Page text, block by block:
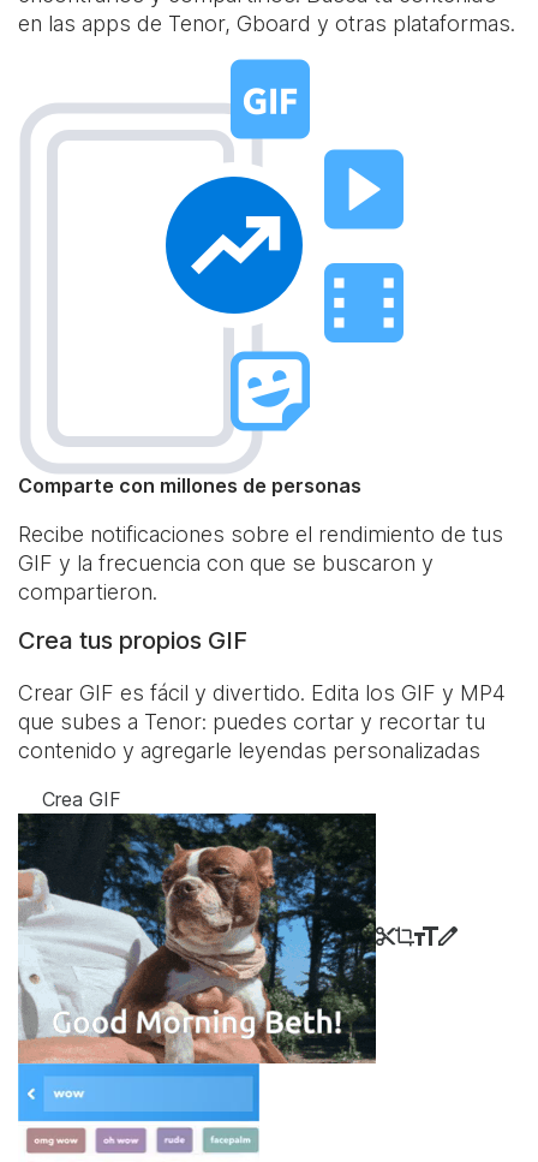
en las apps de Tenor, Gboard y otras plataformas.
Comparte con millones de personas
Recibe notificaciones sobre el rendimiento de tus
GIF y la frecuencia con que se buscaron y
compartieron.
Crea tus propios GIF
Crear GIF es fácil y divertido. Edita los GIF y MP4
que subes a Tenor: puedes cortar y recortar tu
contenido y agregarle leyendas personalizadas
Crea GIF